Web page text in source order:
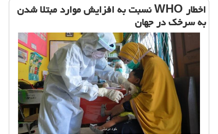
اخطار WHO نسبت به افزایش موارد مبتلا شدن
به سرخك در جهان